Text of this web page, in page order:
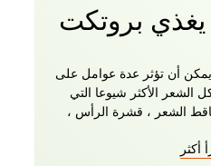
يغذي بروتكت
أن تؤثر عدة عوامل على
الأكثر شيوعا التي
الشعر ، قشرة الرأس ،
، إلخ ، إليك شامبو مغذيأكثر